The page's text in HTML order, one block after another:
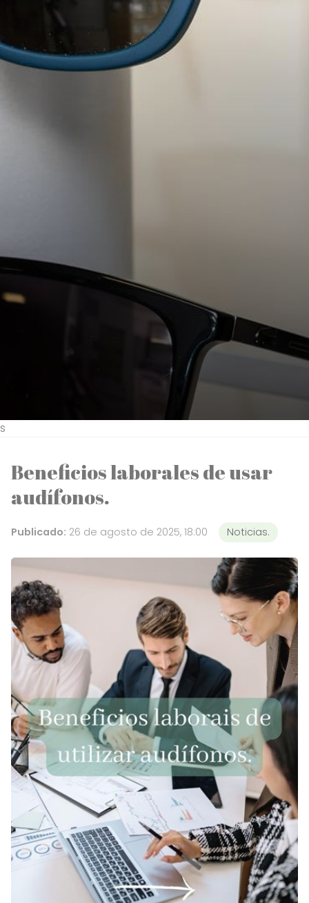
s
Beneficios laborales de usar
audífonos.
Publicado: 26 de agosto de 2025, 18:00 Noticias.